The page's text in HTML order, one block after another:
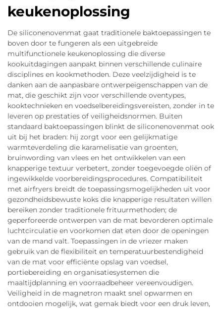
keukenoplossing
De siliconenovenmat gaat traditionele baktoepassingen te
boven door te fungeren als een uitgebreide
multifunctionele keukenoplossing die diverse
kookuitdagingen aanpakt binnen verschillende culinaire
disciplines en kookmethoden. Deze veelzijdigheid is te
danken aan de aanpasbare ontwerpeigenschappen van de
mat, die geschikt zijn voor verschillende oventypes,
kooktechnieken en voedselbereidingsvereisten, zonder in te
leveren op prestaties of veiligheidsnormen. Buiten
standaard baktoepassingen blinkt de siliconenovenmat ook
uit bij het braden: hij zorgt voor een gelijkmatige
warmteverdeling die karamelisatie van groenten,
bruinwording van vlees en het ontwikkelen van een
knapperige textuur verbetert, zonder toegevoegde oliën of
ingewikkelde voorbereidingsprocedures. Compatibiliteit
met airfryers breidt de toepassingsmogelijkheden uit voor
gezondheidsbewuste koks die knapperige resultaten willen
bereiken zonder traditionele frituurmethoden; de
geperforeerde ontwerpen van de mat bevorderen optimale
luchtcirculatie en voorkomen dat eten door de openingen
van de mand valt. Toepassingen in de vriezer maken
gebruik van de flexibiliteit en temperatuurbestendigheid
van de mat voor efficiënte opslag van voedsel,
portiebereiding en organisatiesystemen die
maaltijdplanning en voorraadbeheer vereenvoudigen.
Veiligheid in de magnetron maakt snel opwarmen en
ontdooien mogelijk, wat gemak biedt voor een druk leven,